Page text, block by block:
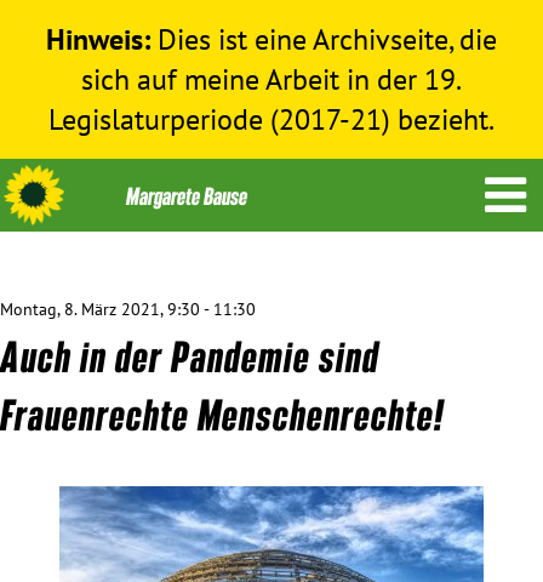
Hinweis: Dies ist eine Archivseite, die
sich auf meine Arbeit in der 19.
Legislaturperiode (2017-21) bezieht.
Themen
Menschenrechte
Bundestag 2017-2021
Montag, 8. März 2021, 9:30 - 11:30
Auch in der Pandemie sind
Frauenrechte Menschenrechte!